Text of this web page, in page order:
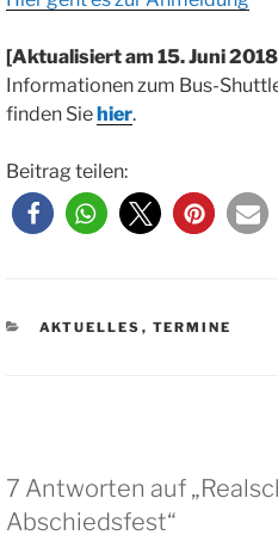
[Aktualisiert am 15. Juni
Informationen zum Bus-
finden Siehier.
Beitrag teilen:
KATEGORIEN
AKTUELLES , TERMINE
7 Antworten auf
Abschiedsfest“